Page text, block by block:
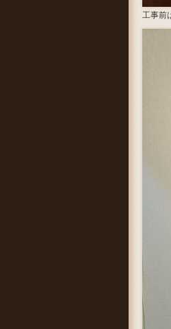
工事前